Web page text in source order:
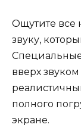
Ощутите все
звуку,
вверх
полного
экране.